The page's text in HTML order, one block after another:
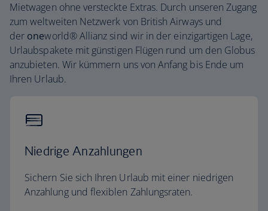
Mietwagen ohne versteckte Extras. Durch unseren Zugang
zum weltweiten Netzwerk von British Airways und
der oneworld® Allianz sind wir in der einzigartigen Lage,
Urlaubspakete mit günstigen Flügen rund um den Globus
anzubieten. Wir kümmern uns von Anfang bis Ende um
Ihren Urlaub.
Niedrige Anzahlungen
Sichern Sie sich Ihren Urlaub mit einer niedrigen
Anzahlung und flexiblen Zahlungsraten.